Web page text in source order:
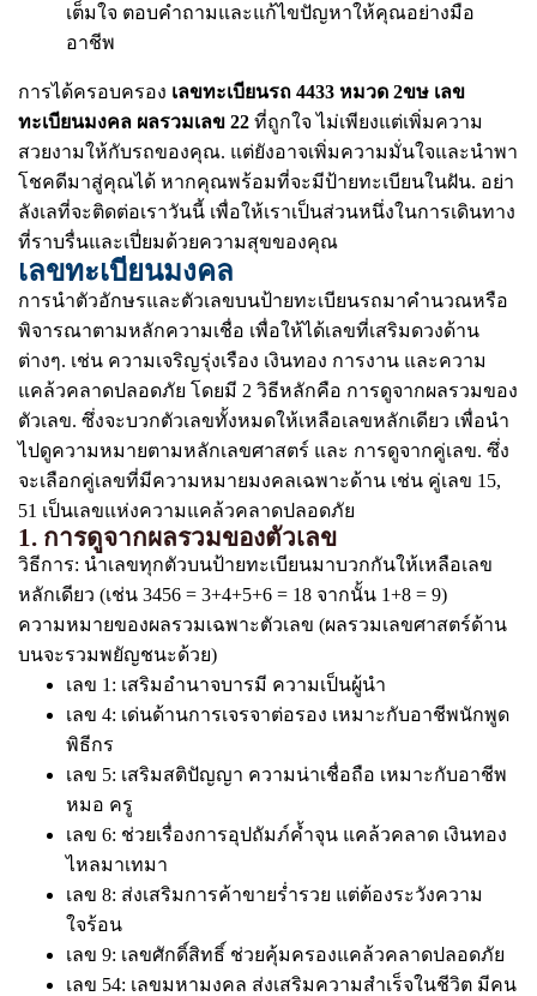
เต็มใจ ตอบคำถามและแก้ไขปัญหาให้คุณอย่างมือ
อาชีพ
การได้ครอบครอง เลขทะเบียนรถ 4433 หมวด 2ขษ เลข
ทะเบียนมงคล ผลรวมเลข 22 ที่ถูกใจ ไม่เพียงแต่เพิ่มความ
สวยงามให้กับรถของคุณ. แต่ยังอาจเพิ่มความมั่นใจและนำพา
โชคดีมาสู่คุณได้ หากคุณพร้อมที่จะมีป้ายทะเบียนในฝัน. อย่า
ลังเลที่จะติดต่อเราวันนี้ เพื่อให้เราเป็นส่วนหนึ่งในการเดินทาง
ที่ราบรื่นและเปี่ยมด้วยความสุขของคุณ
เลขทะเบียนมงคล
การนำตัวอักษรและตัวเลขบนป้ายทะเบียนรถมาคำนวณหรือ
พิจารณาตามหลักความเชื่อ เพื่อให้ได้เลขที่เสริมดวงด้าน
ต่างๆ. เช่น ความเจริญรุ่งเรือง เงินทอง การงาน และความ
แคล้วคลาดปลอดภัย โดยมี 2 วิธีหลักคือ การดูจากผลรวมของ
ตัวเลข. ซึ่งจะบวกตัวเลขทั้งหมดให้เหลือเลขหลักเดียว เพื่อนำ
ไปดูความหมายตามหลักเลขศาสตร์ และ การดูจากคู่เลข. ซึ่ง
จะเลือกคู่เลขที่มีความหมายมงคลเฉพาะด้าน เช่น คู่เลข 15,
51 เป็นเลขแห่งความแคล้วคลาดปลอดภัย
1. การดูจากผลรวมของตัวเลข
วิธีการ: นำเลขทุกตัวบนป้ายทะเบียนมาบวกกันให้เหลือเลข
หลักเดียว (เช่น 3456 = 3+4+5+6 = 18 จากนั้น 1+8 = 9)
ความหมายของผลรวมเฉพาะตัวเลข (ผลรวมเลขศาสตร์ด้าน
บนจะรวมพยัญชนะด้วย)
เลข 1: เสริมอำนาจบารมี ความเป็นผู้นำ
เลข 4: เด่นด้านการเจรจาต่อรอง เหมาะกับอาชีพนักพูด
พิธีกร
เลข 5: เสริมสติปัญญา ความน่าเชื่อถือ เหมาะกับอาชีพ
หมอ ครู
เลข 6: ช่วยเรื่องการอุปถัมภ์ค้ำจุน แคล้วคลาด เงินทอง
ไหลมาเทมา
เลข 8: ส่งเสริมการค้าขายร่ำรวย แต่ต้องระวังความ
ใจร้อน
เลข 9: เลขศักดิ์สิทธิ์ ช่วยคุ้มครองแคล้วคลาดปลอดภัย
เลข 54: เลขมหามงคล ส่งเสริมความสำเร็จในชีวิต มีคน